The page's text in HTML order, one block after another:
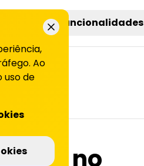
soluções funcionalidades
live no
Ao
uso de